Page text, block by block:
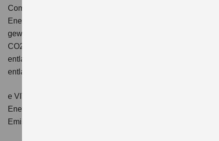
Comfort+
Energieverbrauch: 17,1kWh/100km plus 1,0 l/100 km;
gewichtet kombinierter Wert der CO2-Emission: 22 g/km;
CO2-Klasse: B; kombinierter Kraftstoffverbrauch bei
entladener Batterie: 6,6 l/100km; CO2-Klasse (bei
entladener Batterie): E.
e VITARA eAxle Club (49 kWh-Batterie)
Energieverbrauch kombiniert: 14,9 kWh/100km; CO₂-
Emissionen kombiniert: 0 g/km; CO₂-Klasse: A.